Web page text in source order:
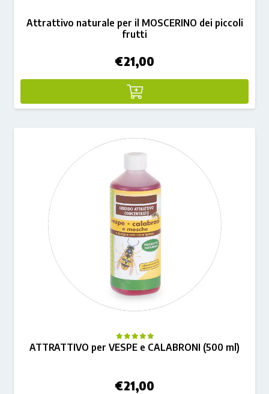
Attrattivo naturale per il MOSCERINO dei piccoli
frutti
€21,00
ATTRATTIVO per VESPE e CALABRONI (500 ml)
€21,00